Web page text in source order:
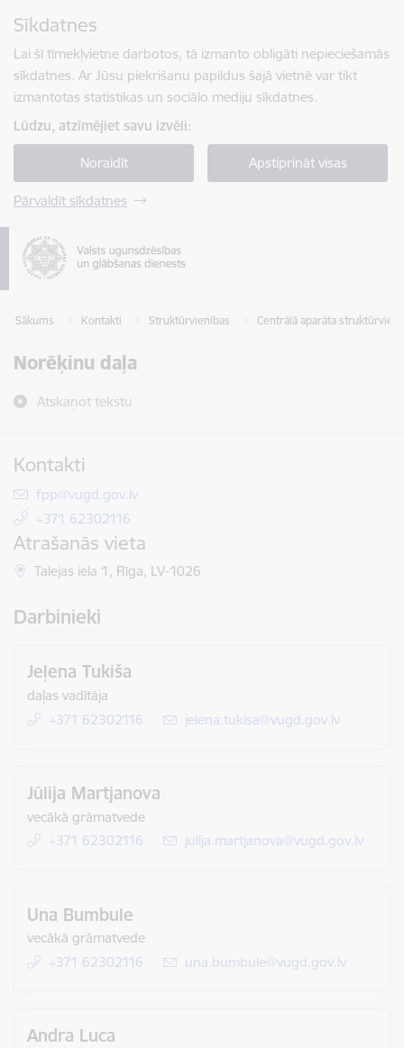
Sīkdatnes
Lai šī tīmekļvietne darbotos, tā izmanto obligāti nepieciešamās
sīkdatnes. Ar Jūsu piekrišanu papildus šajā vietnē var tikt
izmantotas statistikas un sociālo mediju sīkdatnes.
Lūdzu, atzīmējiet savu izvēli:
Noraidīt Apstiprināt visas
Pārvaldīt sīkdatnes
Sākums Kontakti Struktūrvienības Centrālā aparāta
Norēķinu daļa
Atskaņot tekstu
Kontakti
E-pasts:
fpp@vugd.gov.lv
+371 62302116
Atrašanās vieta
Talejas iela 1, Rīga, LV-1026
Darbinieki
Jeļena Tukiša
daļas vadītāja
+371 62302116
E-pasts:
jelena.tukisa@vugd.gov.lv
Jūlija Martjanova
vecākā grāmatvede
+371 62302116
E-pasts:
julija.martjanova@vugd.gov.lv
Una Bumbule
vecākā grāmatvede
+371 62302116
E-pasts:
una.bumbule@vugd.gov.lv
Andra Luca